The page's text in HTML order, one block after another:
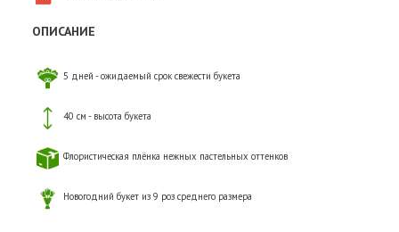
ОПИСАНИЕ
5 дней - ожидаемый срок свежести букета
40 см - высота букета
Флористическая плёнка нежных пастельных оттенков
Новогодний букет из 9 роз среднего размера